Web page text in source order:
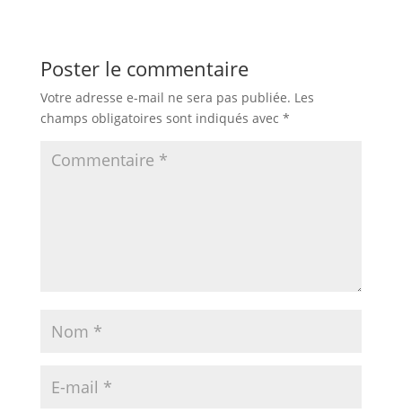
Poster le commentaire
Votre adresse e-mail ne sera pas publiée. Les
champs obligatoires sont indiqués avec *